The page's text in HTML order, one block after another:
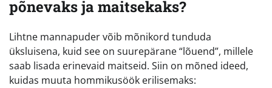
põnevaks ja maitsekaks?
Lihtne mannapuder võib mõnikord tunduda
üksluisena, kuid see on suurepärane “lõuend”, millele
saab lisada erinevaid maitseid. Siin on mõned ideed,
kuidas muuta hommikusöök erilisemaks: